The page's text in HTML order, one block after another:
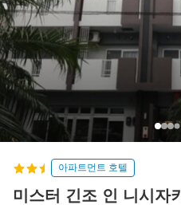
아파트먼트 호텔
미스터 긴조 인 니시자키